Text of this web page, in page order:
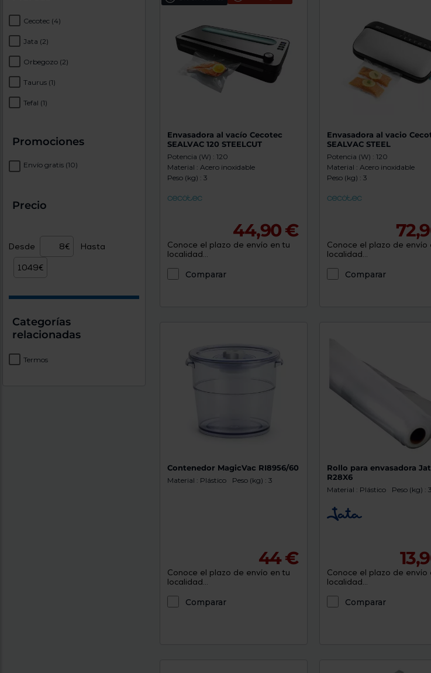
Cecotec (4)
Jata (2)
Orbegozo (2)
Taurus (1)
Tefal (1)
Promociones
Envío gratis (10)
Precio
Desde Hasta
Categorías
relacionadas
Termos
Envasadora al vacío Cecotec
SEALVAC 120 STEELCUT
Potencia (W) : 120
Material : Acero inoxidable
Peso (kg) : 3
44,90 €
Conoce el plazo de envío en tu
localidad...
Comparar
Envasadora al vacio
SEALVAC STEEL
Potencia (W) : 120
Material : Acero inoxidable
Peso (kg) : 3
Conoce el plazo de envío
localidad...
Comparar
Contenedor MagicVac RI8956/60
Material : Plástico Peso (kg) : 3
44 €
Conoce el plazo de envío en tu
localidad...
Comparar
Rollo para envasadora
R28X6
Material : Plástico Peso (kg) : 3
Conoce el plazo de envío
localidad...
Comparar